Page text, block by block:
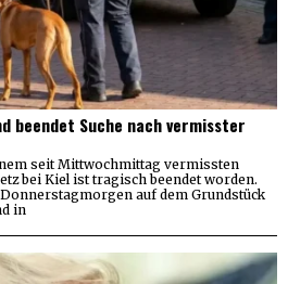
beendet Suche nach vermisster
seit Mittwochmittag vermissten
bei Kiel ist tragisch beendet worden.
auf dem Grundstück
in